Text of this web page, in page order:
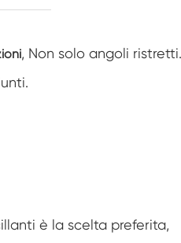
, Non solo angoli ristretti.
è la scelta preferita,